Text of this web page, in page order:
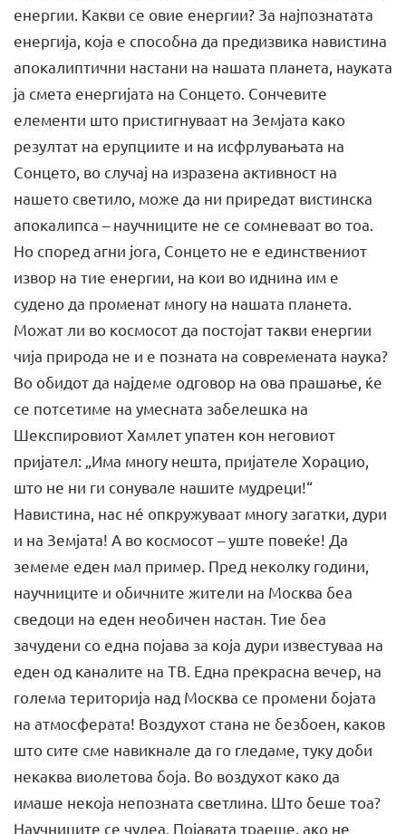
енергии. Какви се овие енергии? За најпознатата
енергија, која е способна да предизвика навистина
апокалиптични настани на нашата планета, науката
ја смета енергијата на Сонцето. Сончевите
елементи што пристигнуваат на Земјата како
резултат на ерупциите и на исфрлувањата на
Сонцето, во случај на изразена активност на
нашето светило, може да ни приредат вистинска
апокалипса – научниците не се сомневаат во тоа.
Но според агни јога, Сонцето не е единствениот
извор на тие енергии, на кои во иднина им е
судено да променат многу на нашата планета.
Можат ли во космосот да постојат такви енергии
чија природа не и е позната на современата наука?
Во обидот да најдеме одговор на ова прашање, ќе
се потсетиме на умесната забелешка на
Шекспировиот Хамлет упатен кон неговиот
пријател: „Има многу нешта, пријателе Хорацио,
што не ни ги сонувале нашите мудреци!“
Навистина, нас нé опкружуваат многу загатки, дури
и на Земјата! А во космосот – уште повеќе! Да
земеме еден мал пример. Пред неколку години,
научниците и обичните жители на Москва беа
сведоци на еден необичен настан. Тие беа
зачудени со една појава за која дури известуваа на
еден од каналите на ТВ. Една прекрасна вечер, на
голема територија над Москва се промени бојата
на атмосферата! Воздухот стана не безбоен, каков
што сите сме навикнале да го гледаме, туку доби
некаква виолетова боја. Во воздухот како да
имаше некоја непозната светлина. Што беше тоа?
Научниците се чудеа. Појавата траеше, ако не